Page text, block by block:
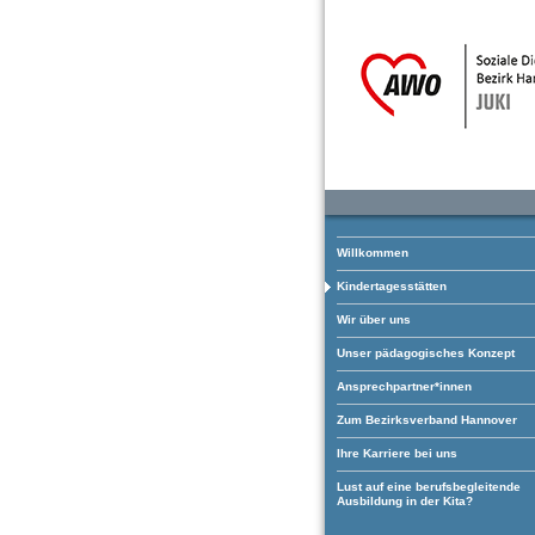
Willkommen
Kindertagesstätten
Wir über uns
Unser pädagogisches Konzept
Ansprechpartner*innen
Zum Bezirksverband Hannover
Ihre Karriere bei uns
Lust auf eine berufsbegleitende
Ausbildung in der Kita?